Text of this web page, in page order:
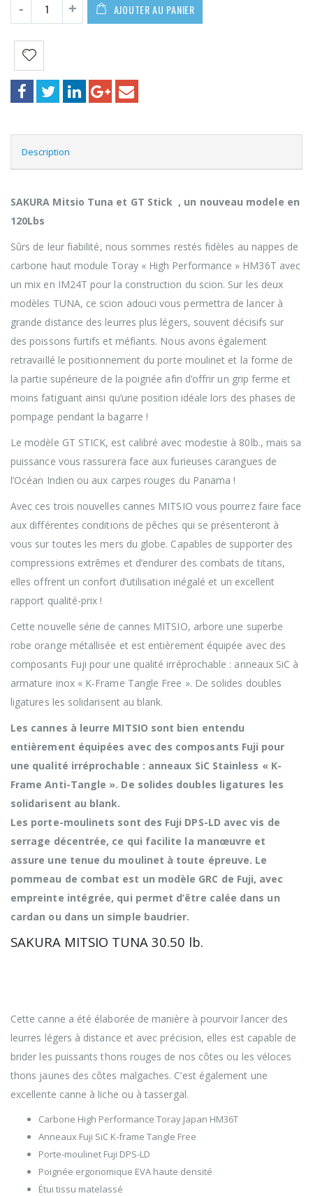
AJOUTER AU PANIER
Description
SAKURA Mitsio Tuna et GT Stick , un nouveau modele en
120Lbs
Sûrs de leur fiabilité, nous sommes restés fidèles au nappes de
carbone haut module Toray « High Performance » HM36T avec
un mix en IM24T pour la construction du scion. Sur les deux
modèles TUNA, ce scion adouci vous permettra de lancer à
grande distance des leurres plus légers, souvent décisifs sur
des poissons furtifs et méfiants. Nous avons également
retravaillé le positionnement du porte moulinet et la forme de
la partie supérieure de la poignée afin d’offrir un grip ferme et
moins fatiguant ainsi qu’une position idéale lors des phases de
pompage pendant la bagarre !
Le modèle GT STICK, est calibré avec modestie à 80lb., mais sa
puissance vous rassurera face aux furieuses carangues de
l’Océan Indien ou aux carpes rouges du Panama !
Avec ces trois nouvelles cannes MITSIO vous pourrez faire face
aux différentes conditions de pêches qui se présenteront à
vous sur toutes les mers du globe. Capables de supporter des
compressions extrêmes et d’endurer des combats de titans,
elles offrent un confort d’utilisation inégalé et un excellent
rapport qualité-prix !
Cette nouvelle série de cannes MITSIO, arbore une superbe
robe orange métallisée et est entièrement équipée avec des
composants Fuji pour une qualité irréprochable : anneaux SiC à
armature inox « K-Frame Tangle Free ». De solides doubles
ligatures les solidarisent au blank.
Les cannes à leurre MITSIO sont bien entendu
entièrement équipées avec des composants Fuji pour
une qualité irréprochable : anneaux SiC Stainless « K-
Frame Anti-Tangle ». De solides doubles ligatures les
solidarisent au blank.
Les porte-moulinets sont des Fuji DPS-LD avec vis de
serrage décentrée, ce qui facilite la manœuvre et
assure une tenue du moulinet à toute épreuve. Le
pommeau de combat est un modèle GRC de Fuji, avec
empreinte intégrée, qui permet d’être calée dans un
cardan ou dans un simple baudrier.
SAKURA MITSIO TUNA 30.50 lb.
Cette canne a été élaborée de manière à pourvoir lancer des
leurres légers à distance et avec précision, elles est capable de
brider les puissants thons rouges de nos côtes ou les véloces
thons jaunes des côtes malgaches. C’est également une
excellente canne à liche ou à tassergal.
Carbone High Performance Toray Japan HM36T
Anneaux Fuji SiC K-frame Tangle Free
Porte-moulinet Fuji DPS-LD
Poignée ergonomique EVA haute densité
Étui tissu matelassé